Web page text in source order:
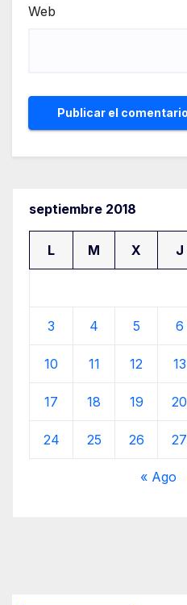
Web
septiembre 2018
L M X J
3 4 5 6
10 11 12 13
17 18 19 20
24 25 26 27
« Ago